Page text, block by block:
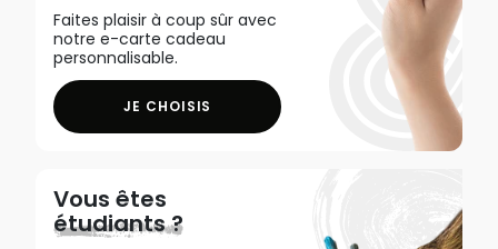
Faites plaisir à coup sûr avec
notre e-carte cadeau
personnalisable.
JE CHOISIS
Vous êtes
étudiants ?